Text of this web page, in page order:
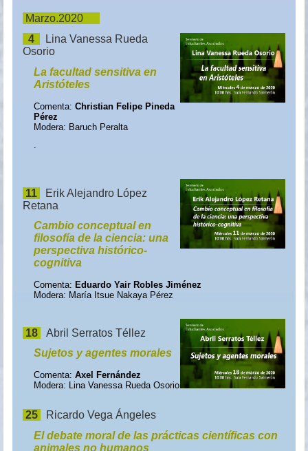
Marzo.2020
4
Lina Vanessa Rueda
Osorio
La facultad sensitiva en
Aristóteles
Comenta:Christian Felipe Pineda
Pérez
Modera: Baruch Peralta
.
11
Erik Alejandro López
Retana
Cambio conceptual en
filosofía de la ciencia: una
perspectiva histórico-
cognitiva
Comenta: Eduardo Yair Robles Jiménez
Modera: María Itsue Nakaya Pérez
18
Abril Serratos Téllez
Sujetos y agentes morales
Comenta:Axel Fernández
Modera: Lina Vanessa Rueda Osorio
25
Ricardo Vega Ángeles
El debate moral de las prácticas científicas con
animales no humanos